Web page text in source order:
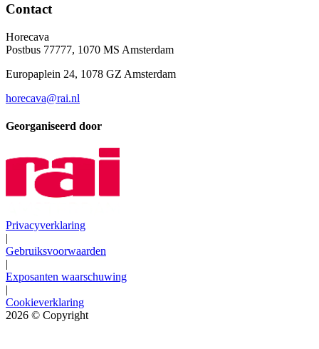
Contact
Horecava
Postbus 77777, 1070 MS Amsterdam
Europaplein 24, 1078 GZ Amsterdam
horecava@rai.nl
Georganiseerd door
Privacyverklaring
|
Gebruiksvoorwaarden
|
Exposanten waarschuwing
|
Cookieverklaring
2026 © Copyright